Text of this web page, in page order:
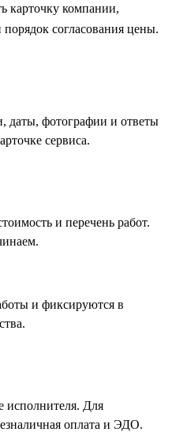
карточку компании,
согласования цены.
даты, фотографии и ответы
сервиса.
и перечень работ.
и фиксируются в
исполнителя. Для
оплата и ЭДО.